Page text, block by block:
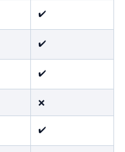
✔️
✔️
✔️
❌
✔️